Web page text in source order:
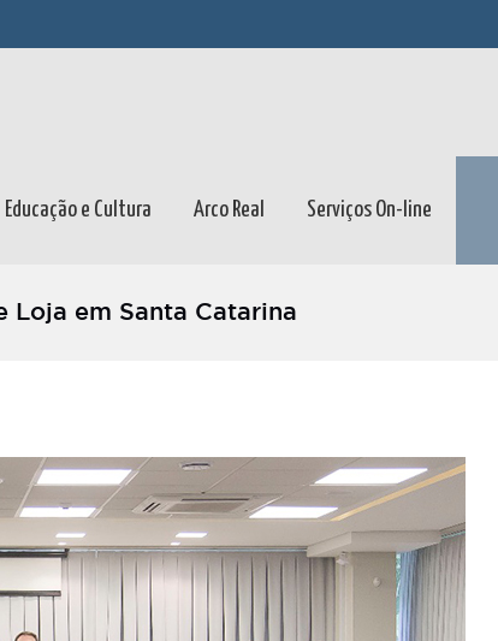
Educação e Cultura Arco Real Serviços On-line
Loja em Santa Catarina